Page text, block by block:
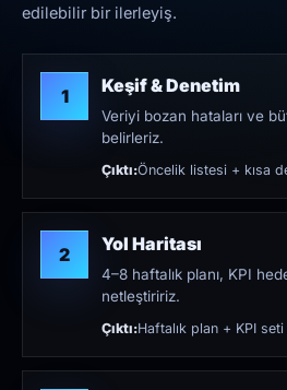
edilebilir bir ilerleyiş.
1 Keşif & Denetim
Veriyi bozan hataları ve
belirleriz.
Çıktı:Öncelik listesi + kısa
2 Yol Haritası
4–8 haftalık planı, KPI
netleştiririz.
Çıktı:Haftalık plan + KPI seti